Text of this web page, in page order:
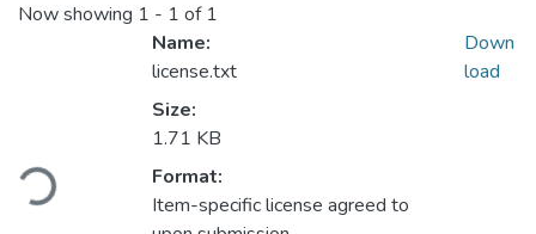
Now showing 1 - 1 of 1
Name:
license.txt
Size:
1.71 KB
Format:
Item-specific license agreed to
Down
load